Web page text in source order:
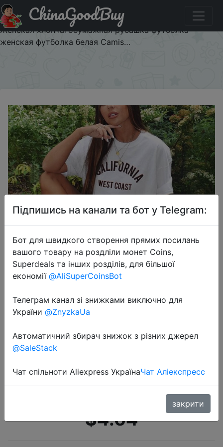
Придбати по знижці $3/3 California West Coast летняя
футболка женская с коротким рукавом забавная
Женская хлопчатобумажная рубашка футболка
женская футболка белая Camis…
ChinaGoodBuy
2020-06-12
California West Coast летняя
рукавом забавная Женская
хлопчатобумажная рубашка
футболка женская футболка белая
Camis…
$4.64
Підпишись на канали та бот у Telegram:
Бот для швидкого створення прямих посилань
вашого товару на роздліли монет Coins,
Superdeals та інших розділів, для більшої
економії @AliSuperCoinsBot
Телеграм канал зі знижками виключно для
України @ZnyzkaUa
Автоматичний збирач знижок з різних джерел
@SaleStack
Чат спільноти Aliexpress УкраїнаЧат Аліекспресс
закрити